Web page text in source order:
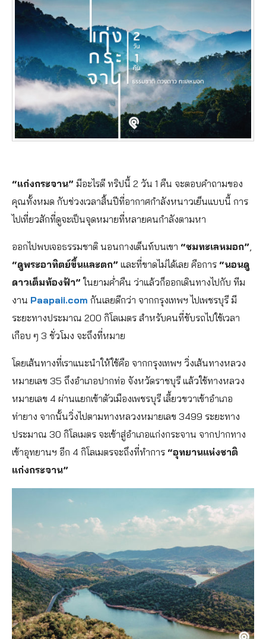
“แก่งกระจาน” มีอะไรดี ทริปนี้ 2 วัน 1 คืน จะตอบคำถามของ
คุณทั้งหมด กับช่วงเวลาสิ้นปีที่อากาศกำลังหนาวเย็นแบบนี้ การ
ไปเที่ยวสักที่ดูจะเป็นจุดหมายที่หลายคนกำลังตามหา
ออกไปพบเจอธรรมชาติ นอนกางเต็นท์บนเขา “ชมทะเลหมอก”,
“ดูพระอาทิตย์ขึ้นและตก” และที่ขาดไม่ได้เลย คือการ “นอนดู
ดาวเต็มท้องฟ้า” ในยามค่ำคืน ว่าแล้วก็ออกเดินทางไปกับ ทีม
งาน Paapaii.com กันเลยดีกว่า จากกรุงเทพฯ ไปเพชรบุรี มี
ระยะทางประมาณ 200 กิโลเมตร สำหรับคนที่ขับรถไปใช้เวลา
เกือบ ๆ 3 ชั่วโมง จะถึงที่หมาย
โดยเส้นทางที่เราแนะนำให้ใช้คือ จากกรุงเทพฯ วิ่งเส้นทางหลวง
หมายเลข 35 ถึงอำเภอปากท่อ จังหวัดราชบุรี แล้วใช้ทางหลวง
หมายเลข 4 ผ่านแยกเข้าตัวเมืองเพชรบุรี เลี้ยวขวาเข้าอำเภอ
ท่ายาง จากนั้นวิ่งไปตามทางหลวงหมายเลข 3499 ระยะทาง
ประมาณ 30 กิโลเมตร จะเข้าสู่อำเภอแก่งกระจาน จากปากทาง
เข้าอุทยานฯ อีก 4 กิโลเมตรจะถึงที่ทำการ “อุทยานแห่งชาติ
แก่งกระจาน”